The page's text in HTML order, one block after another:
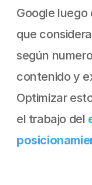
Google
que
según
contenido y
Optimizar
el trabajo del